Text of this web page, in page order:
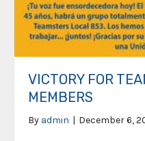
VICTORY FOR
MEMBERS
By admin | December 6,